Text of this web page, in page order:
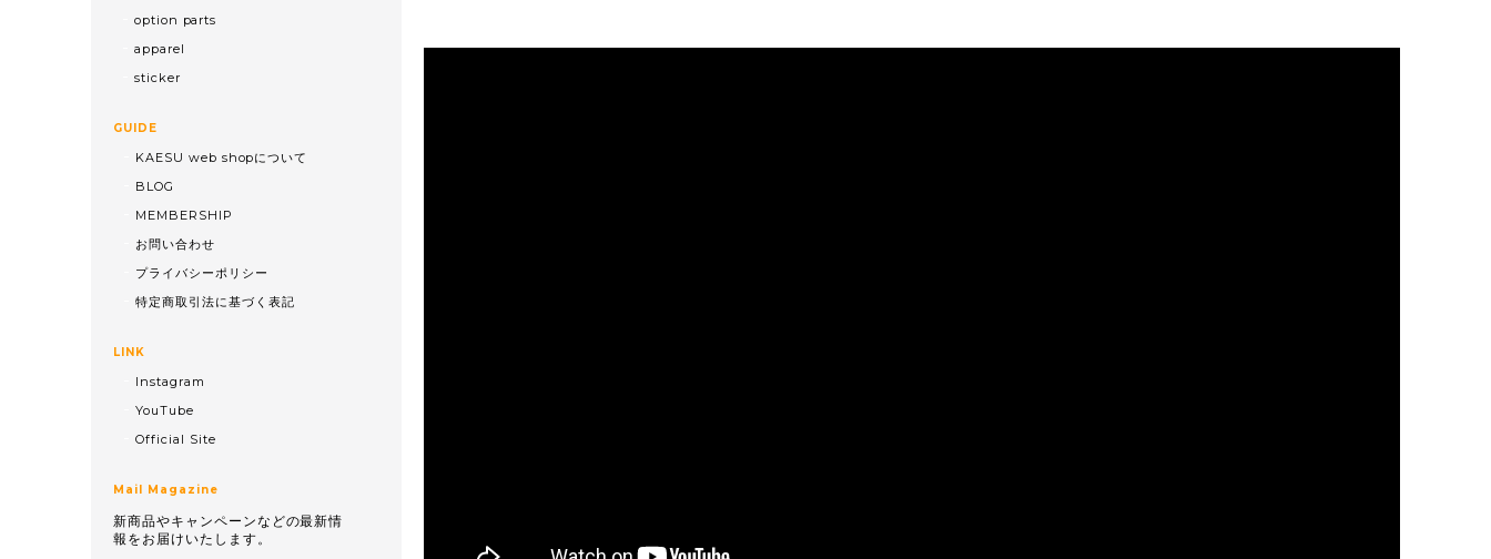
option parts
apparel
sticker
GUIDE
KAESU web shopについて
BLOG
MEMBERSHIP
お問い合わせ
プライバシーポリシー
特定商取引法に基づく表記
LINK
Instagram
YouTube
Official Site
Mail Magazine
新商品やキャンペーンなどの最新情
報をお届けいたします。